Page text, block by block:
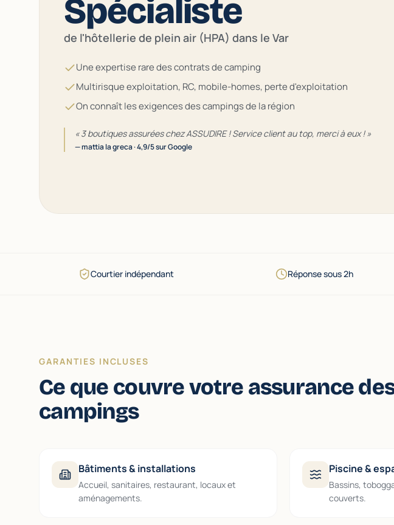
Spécialiste
de l'hôtellerie de plein air (HPA) dans le Var
Une expertise rare des contrats de camping
Multirisque exploitation, RC, mobile-homes, perte d'exploitation
On connaît les exigences des campings de la région
« 3 boutiques assurées chez ASSUDIRE ! Service client au top, merci à eux ! »
— mattia la greca · 4,9/5 sur Google
Courtier indépendant Réponse sous 2h
GARANTIES INCLUSES
Ce que couvre votre assurance
campings
Bâtiments & installations
Accueil, sanitaires, restaurant, locaux et
aménagements.
Piscine &
Bassins,
couverts.